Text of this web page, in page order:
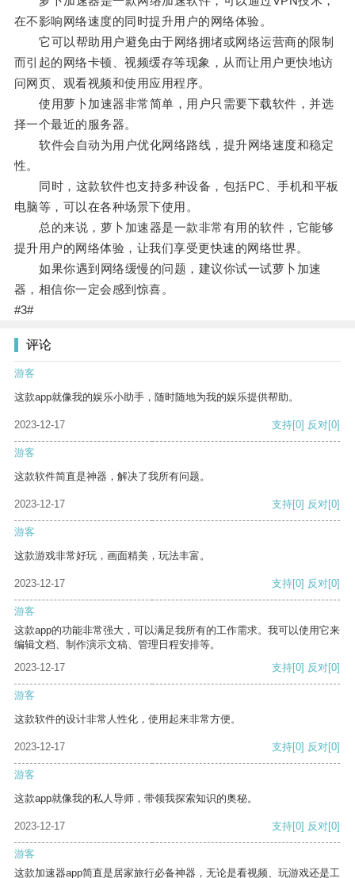
在不影响网络速度的同时提升用户的网络体验。
它可以帮助用户避免由于网络拥堵或网络运营商的限制
而引起的网络卡顿、视频缓存等现象，从而让用户更快地访
问网页、观看视频和使用应用程序。
使用萝卜加速器非常简单，用户只需要下载软件，并选
择一个最近的服务器。
软件会自动为用户优化网络路线，提升网络速度和稳定
性。
同时，这款软件也支持多种设备，包括PC、手机和平板
电脑等，可以在各种场景下使用。
总的来说，萝卜加速器是一款非常有用的软件，它能够
提升用户的网络体验，让我们享受更快速的网络世界。
如果你遇到网络缓慢的问题，建议你试一试萝卜加速
器，相信你一定会感到惊喜。
#3#
评论
游客
这款app就像我的娱乐小助手，随时随地为我的娱乐提供帮助。
2023-12-17 支持[0] 反对[0]
游客
这款软件简直是神器，解决了我所有问题。
2023-12-17 支持[0] 反对[0]
游客
这款游戏非常好玩，画面精美，玩法丰富。
2023-12-17 支持[0] 反对[0]
游客
这款app的功能非常强大，可以满足我所有的工作需求。我可以使用它来
编辑文档、制作演示文稿、管理日程安排等。
2023-12-17
支持[0] 反对[0]
游客
这款软件的设计非常人性化，使用起来非常方便。
2023-12-17 支持[0] 反对[0]
游客
这款app就像我的私人导师，带领我探索知识的奥秘。
2023-12-17 支持[0] 反对[0]
游客
这款加速器app简直是居家旅行必备神器，无论是看视频、玩游戏还是工